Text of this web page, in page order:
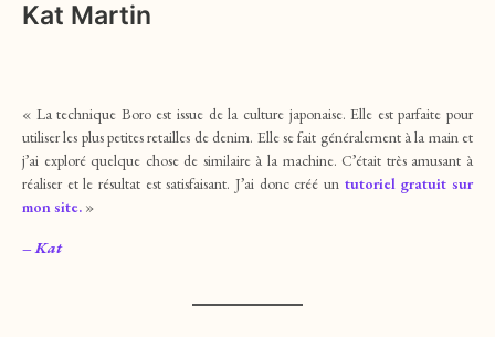
Kat Martin
« La technique Boro est issue de la culture japonaise. Elle est parfaite pour
utiliser les plus petites retailles de denim. Elle se fait généralement à la main et
j’ai exploré quelque chose de similaire à la machine. C’était très amusant à
réaliser et le résultat est satisfaisant. J’ai donc créé un tutoriel gratuit sur
mon site. »
– Kat